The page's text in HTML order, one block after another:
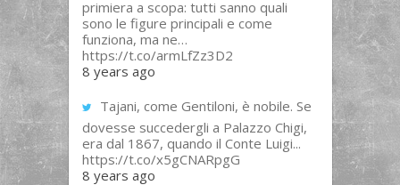
primiera a scopa: tutti sanno quali
sono le figure principali e come
funziona, ma ne…
https://t.co/armLfZz3D2
8 years ago
Tajani, come Gentiloni, è nobile. Se
dovesse succedergli a Palazzo Chigi,
era dal 1867, quando il Conte Luigi...
https://t.co/x5gCNARpgG
8 years ago